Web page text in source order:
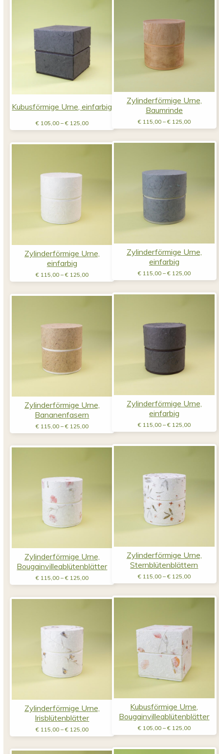
Kubusförmige Urne, einfarbig
€105,00 –€125,00Preisspanne:
€ 105,00
€ 125,00
Zylinderförmige Urne,
Baumrinde
€115,00 –€125,00
€ 115,00
€ 125,00
Zylinderförmige Urne,
einfarbig
€115,00 –€125,00Preisspanne:
€ 115,00
€ 125,00
Zylinderförmige Urne,
einfarbig
€115,00 –€125,00
€ 115,00
€ 125,00
Zylinderförmige Urne,
Bananenfasern
€115,00 –€125,00Preisspanne:
€ 115,00
€ 125,00
Zylinderförmige Urne,
einfarbig
€115,00 –€125,00
€ 115,00
€ 125,00
Zylinderförmige Urne,
Bougainvilleablütenblätter
€115,00 –€125,00Preisspanne:
€ 115,00
€ 125,00
Zylinderförmige Urne,
Sternblütenblättern
€115,00 –€125,00
€ 115,00
€ 125,00
Zylinderförmige Urne,
Irisblütenblätter
€115,00 –€125,00Preisspanne:
€ 115,00
Kubusförmige Urne,
Bougainvilleablütenblätter
€105,00 –€125,00
€ 105,00
€ 125,00